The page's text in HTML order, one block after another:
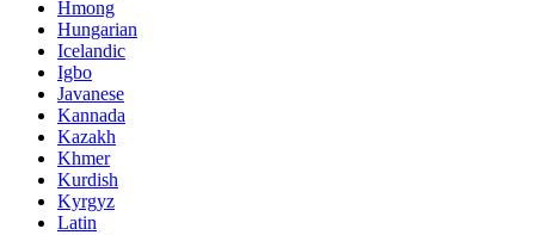
Hmong
Hungarian
Icelandic
Igbo
Javanese
Kannada
Kazakh
Khmer
Kurdish
Kyrgyz
Latin